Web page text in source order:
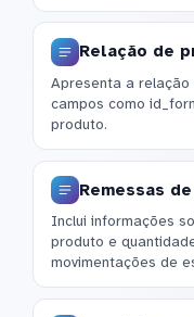
Relação de
Apresenta a
campos como
produto.
Remessas
Inclui informações
produto e
movimentações de